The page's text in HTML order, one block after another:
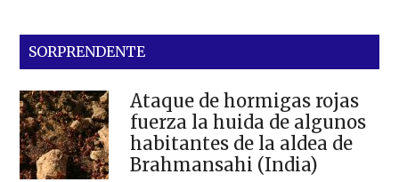
SORPRENDENTE
Ataque de hormigas rojas
fuerza la huida de algunos
habitantes de la aldea de
Brahmansahi (India)